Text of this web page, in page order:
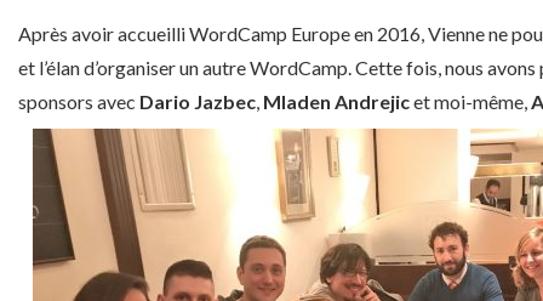
Après avoir accueilli WordCamp Europe en 2016, Vienne ne
et l’élan d’organiser un autre WordCamp. Cette fois, nous
sponsors avec Dario Jazbec, Mladen Andrejicet moi-même,